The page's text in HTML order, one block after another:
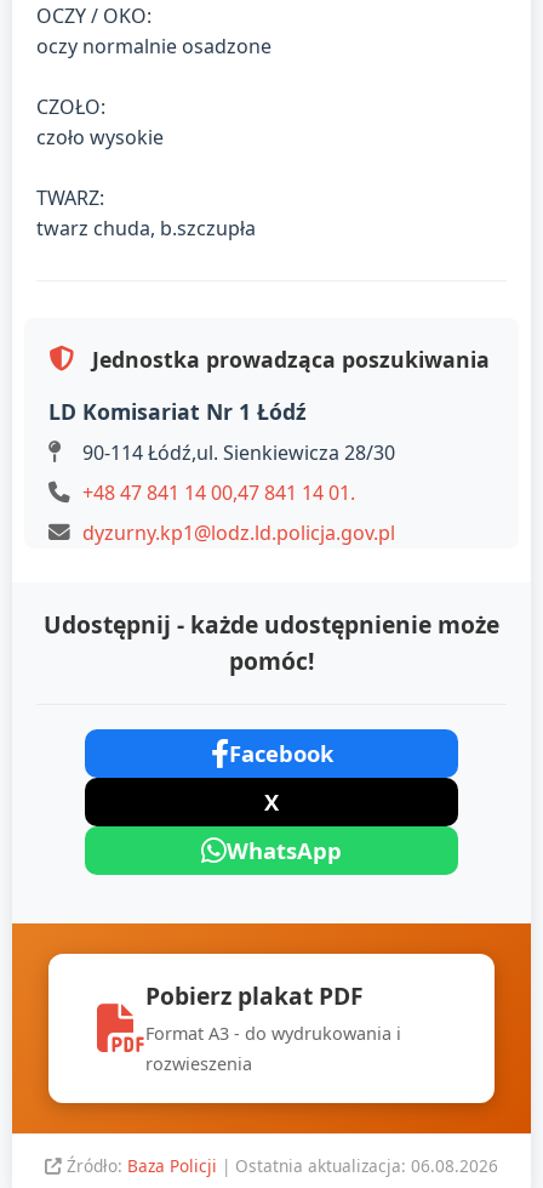
OCZY / OKO:
oczy normalnie osadzone
CZOŁO:
czoło wysokie
TWARZ:
twarz chuda, b.szczupła
Jednostka prowadząca poszukiwania
LD Komisariat Nr 1 Łódź
90-114 Łódź,ul. Sienkiewicza 28/30
+48 47 841 14 00,47 841 14 01.
dyzurny.kp1@lodz.ld.policja.gov.pl
Udostępnij - każde udostępnienie może
pomóc!
Facebook
X
WhatsApp
Pobierz plakat PDF
Format A3 - do wydrukowania i
rozwieszenia
Źródło: Baza Policji | Ostatnia aktualizacja: 06.08.2026